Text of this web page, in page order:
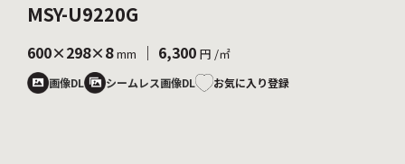
MSY-U9220G
600×298×8mm ｜ 6,300 円 /㎡
画像DL シームレス画像DL お気に入り登録